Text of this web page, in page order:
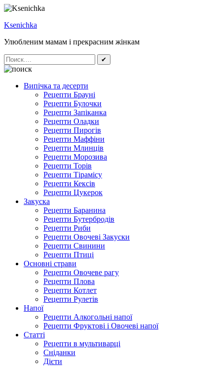
Ksenichka
Улюбленим мамам і прекрасним жінкам
✔
Випічка та десерти
Рецепти Брауні
Рецепти Булочки
Рецепти Запіканка
Рецепти Оладки
Рецепти Пирогів
Рецепти Маффіни
Рецепти Млинців
Рецепти Морозива
Рецепти Торів
Рецепти Тірамісу
Рецепти Кексів
Рецепти Цукерок
Закуска
Рецепти Баранина
Рецепти Бутербродів
Рецепти Риби
Рецепти Овочеві Закуски
Рецепти Свинини
Рецепти Птиці
Основні страви
Рецепти Овочеве рагу
Рецепти Плова
Рецепти Котлет
Рецепти Рулетів
Напої
Рецепти Алкогольні напої
Рецепти Фруктові і Овочеві напої
Статті
Рецепти в мультиварці
Сніданки
Дієти